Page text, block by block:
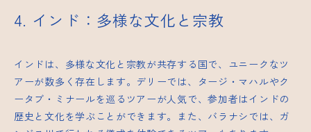
4. インド：多様な文化と宗教
インドは、多様な文化と宗教が共存する国で、ユニークなツ
アーが数多く存在します。デリーでは、タージ・マハルやク
ータブ・ミナールを巡るツアーが人気で、参加者はインドの
歴史と文化を学ぶことができます。また、バラナシでは、ガ